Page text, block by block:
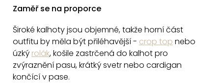
p
r
v
k
á
n
í
Zaměř se na proporce
Široké kalhoty jsou objemné, takže horní část
outfitu by měla být přiléhavější - crop top nebo
úzký rolák, košile zastrčená do kalhotpro
zvýraznění pasu, krátký svetrnebo cardigan
končící v pase.